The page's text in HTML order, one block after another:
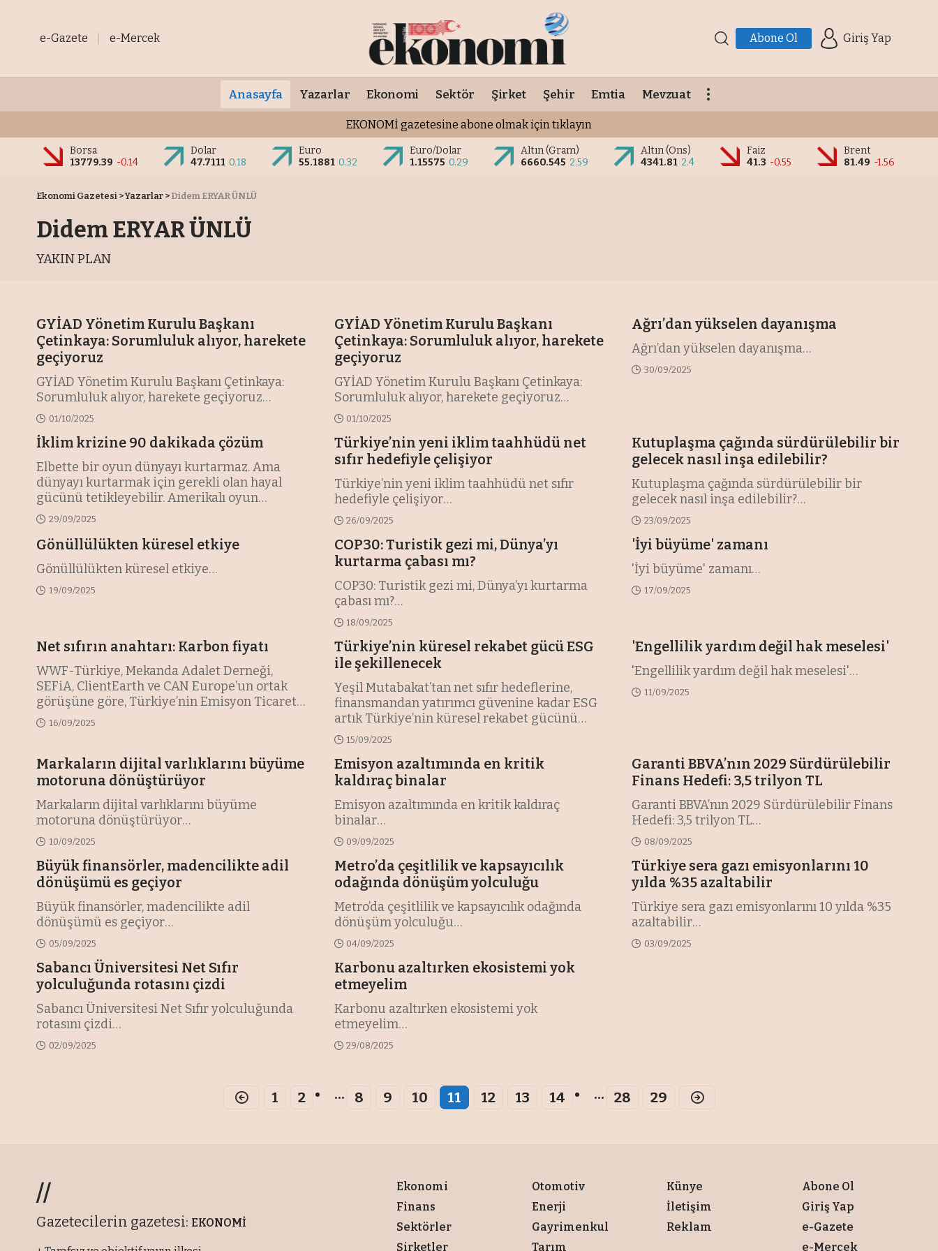
e-Gazete e-Mercek Abone Ol Giriş Yap
Anasayfa Yazarlar Ekonomi Sektör Şirket Şehir Emtia Mevzuat
EKONOMİ gazetesine abone olmak için tıklayın
Borsa
13779.39 -0.14
Dolar
47.7111 0.18
Euro
55.1881 0.32
Euro/Dolar
1.15575 0.29
Altın (Gram)
6660.545 2.59
Altın (Ons)
4341.81 2.4
Faiz
41.3 -0.55
Brent
81.49 -1.56
Ekonomi Gazetesi >Yazarlar > Didem ERYAR ÜNLÜ
Didem ERYAR ÜNLÜ
YAKIN PLAN
GYİAD Yönetim Kurulu Başkanı
Çetinkaya: Sorumluluk alıyor, harekete
geçiyoruz
GYİAD Yönetim Kurulu Başkanı Çetinkaya:
Sorumluluk alıyor, harekete geçiyoruz…
01/10/2025
GYİAD Yönetim Kurulu Başkanı
Çetinkaya: Sorumluluk alıyor, harekete
geçiyoruz
GYİAD Yönetim Kurulu Başkanı Çetinkaya:
Sorumluluk alıyor, harekete geçiyoruz…
01/10/2025
Ağrı’dan yükselen dayanışma
Ağrı’dan yükselen dayanışma…
30/09/2025
İklim krizine 90 dakikada çözüm
Elbette bir oyun dünyayı kurtarmaz. Ama
dünyayı kurtarmak için gerekli olan hayal
gücünü tetikleyebilir. Amerikalı oyun
tasarımcısı Matt Leacock’un iklim
değişikliğini konu alan oyunu Daybreak,
iklim krizini bireysel tercihlerden çıkarıp
Oyunun bize hatırlattığı tek bir gerçek var: Bu
masadan kalkarken herkesin aynı kaderi
29/09/2025
Türkiye’nin yeni iklim taahhüdü net
sıfır hedefiyle çelişiyor
Türkiye’nin yeni iklim taahhüdü net sıfır
hedefiyle çelişiyor…
26/09/2025
Kutuplaşma çağında sürdürülebilir bir
gelecek nasıl inşa edilebilir?
Kutuplaşma çağında sürdürülebilir bir
gelecek nasıl inşa edilebilir?…
23/09/2025
Gönüllülükten küresel etkiye
Gönüllülükten küresel etkiye…
19/09/2025
COP30: Turistik gezi mi, Dünya’yı
kurtarma çabası mı?
COP30: Turistik gezi mi, Dünya’yı kurtarma
çabası mı?…
18/09/2025
'İyi büyüme' zamanı
'İyi büyüme' zamanı…
17/09/2025
Net sıfırın anahtarı: Karbon fiyatı
WWF-Türkiye, Mekanda Adalet Derneği,
SEFiA, ClientEarth ve CAN Europe’un ortak
görüşüne göre, Türkiye’nin Emisyon Ticaret
Sistemi (ETS) yönetmeliği taslağı, sera gazı
emisyonlarını azaltmak ve 2053 net sıfır
mekanizması oluşturmakta yetersiz.…
16/09/2025
Türkiye’nin küresel rekabet gücü ESG
ile şekillenecek
Yeşil Mutabakat’tan net sıfır hedeflerine,
finansmandan yatırımcı güvenine kadar ESG
artık Türkiye’nin küresel rekabet gücünü
belirleyen en kritik gündem haline geliyor.
Trasta ESG, uluslararası standartlarla uyumlu
metodolojisi, yapay zekâ tabanlı çözümleri ve
şeffaf raporlama vizyonuyla, şirketlerin
de hızlandırıcı bir rol üstlenmeyi hedefliyor.
15/09/2025
'Engellilik yardım değil hak meselesi'
'Engellilik yardım değil hak meselesi'…
11/09/2025
Markaların dijital varlıklarını büyüme
motoruna dönüştürüyor
Markaların dijital varlıklarını büyüme
motoruna dönüştürüyor…
10/09/2025
Emisyon azaltımında en kritik
kaldıraç binalar
Emisyon azaltımında en kritik kaldıraç
binalar…
09/09/2025
Garanti BBVA’nın 2029 Sürdürülebilir
Finans Hedefi: 3,5 trilyon TL
Garanti BBVA’nın 2029 Sürdürülebilir Finans
Hedefi: 3,5 trilyon TL…
08/09/2025
Büyük finansörler, madencilikte adil
dönüşümü es geçiyor
Büyük finansörler, madencilikte adil
dönüşümü es geçiyor…
05/09/2025
Metro’da çeşitlilik ve kapsayıcılık
odağında dönüşüm yolculuğu
Metro’da çeşitlilik ve kapsayıcılık odağında
dönüşüm yolculuğu…
04/09/2025
Türkiye sera gazı emisyonlarını 10
yılda %35 azaltabilir
Türkiye sera gazı emisyonlarını 10 yılda %35
azaltabilir…
03/09/2025
Sabancı Üniversitesi Net Sıfır
yolculuğunda rotasını çizdi
Sabancı Üniversitesi Net Sıfır yolculuğunda
rotasını çizdi…
02/09/2025
Karbonu azaltırken ekosistemi yok
etmeyelim
Karbonu azaltırken ekosistemi yok
etmeyelim…
29/08/2025
1 2 ... 8 9 10 11 12 13 14 ... 28 29
//
Gazetecilerin gazetesi: EKONOMİ
Ekonomi
Finans
Sektörler
Şirketler
Otomotiv
Enerji
Gayrimenkul
Tarım
Künye
İletişim
Reklam
Abone Ol
Giriş Yap
e-Gazete
e-Mercek